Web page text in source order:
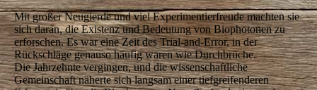
Mit großer Neugierde und viel Experimentierfreude machten sie
sich daran, die Existenz und Bedeutung von Biophotonen zu
erforschen. Es war eine Zeit des Trial-and-Error, in der
Rückschläge genauso häufig waren wie Durchbrüche.
Die Jahrzehnte vergingen, und die wissenschaftliche
Gemeinschaft näherte sich langsam einer tiefgreifenderen